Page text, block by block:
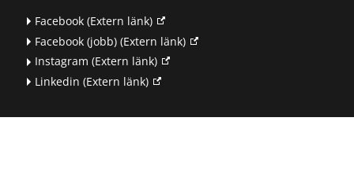
Facebook(Extern länk)
Facebook (jobb)(Extern länk)
Instagram (Extern länk)
Linkedin (Extern länk)